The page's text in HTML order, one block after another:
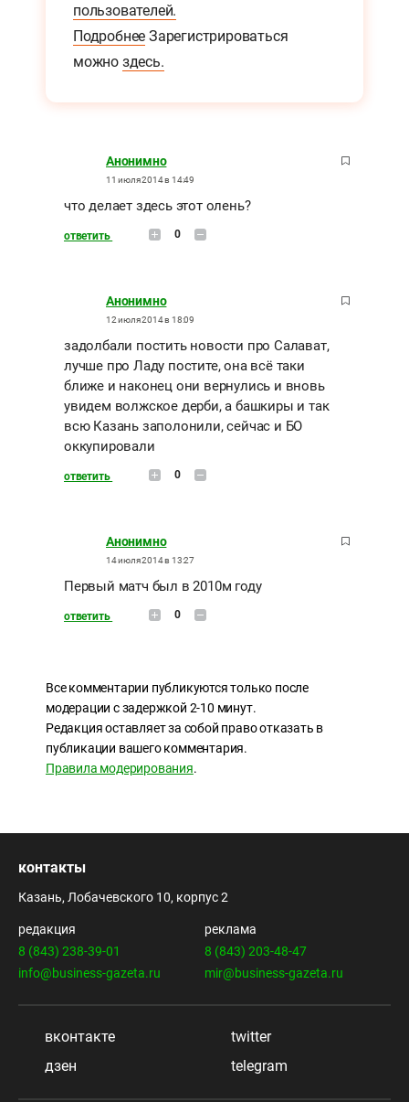
пользователей.
Подробнее Зарегистрироваться
можно здесь.
Анонимно
11 июля 2014 в 14:49
что делает здесь этот олень?
ответить 0
Анонимно
12 июля 2014 в 18:09
задолбали постить новости про Салават,
лучше про Ладу постите, она всё таки
ближе и наконец они вернулись и вновь
увидем волжское дерби, а башкиры и так
всю Казань заполонили, сейчас и БО
оккупировали
ответить 0
Анонимно
14 июля 2014 в 13:27
Первый матч был в 2010м году
ответить 0
Все комментарии публикуются только после
модерации с задержкой 2-10 минут.
Редакция оставляет за собой право отказать в
публикации вашего комментария.
Правила модерирования.
контакты
Казань, Лобачевского 10, корпус 2
редакция
8 (843) 238-39-01
info@business-gazeta.ru
реклама
8 (843) 203-48-47
mir@business-gazeta.ru
вконтакте
twitter
дзен
telegram